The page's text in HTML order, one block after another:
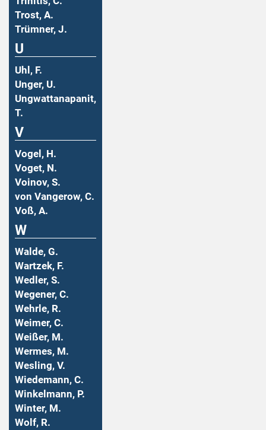
Trost, A.
Trümner, J.
U
Uhl, F.
Unger, U.
Ungwattanapanit,
T.
V
Vogel, H.
Voget, N.
Voinov, S.
von Vangerow, C.
Voß, A.
W
Walde, G.
Wartzek, F.
Wedler, S.
Wegener, C.
Wehrle, R.
Weimer, C.
Weißer, M.
Wermes, M.
Wesling, V.
Wiedemann, C.
Winkelmann, P.
Winter, M.
Wolf, R.